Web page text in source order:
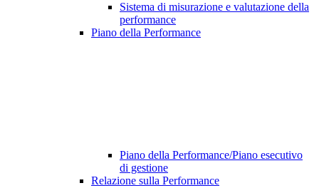
Sistema di misurazione e valutazione della
performance
Piano della Performance
Piano della Performance/Piano esecutivo
di gestione
Relazione sulla Performance